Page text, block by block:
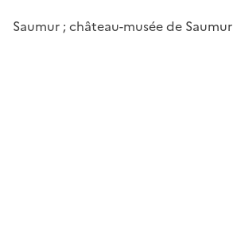
Saumur ; château-musée de Saumur